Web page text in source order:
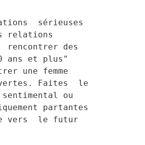
relations
des
ans et plus"
une femme
Faites  le
ou
partantes
vers  le futur